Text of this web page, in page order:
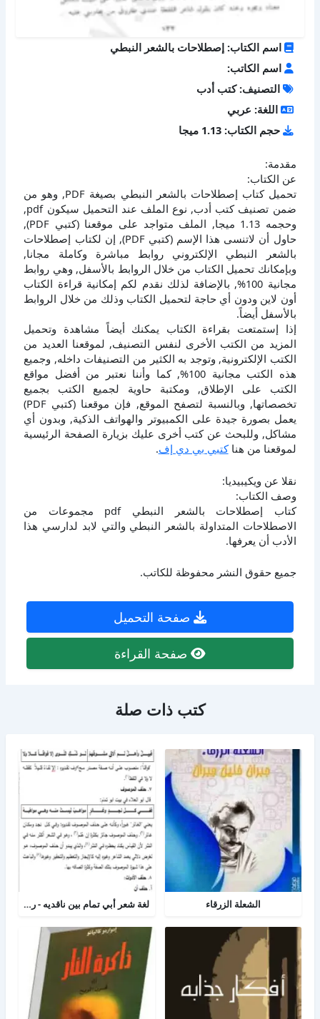
اسم الكتاب: إصطلاحات بالشعر النبطي
اسم الكاتب:
التصنيف: كتب أدب
اللغة: عربي
حجم الكتاب: 1.13 ميجا
مقدمة:
عن الكتاب:
تحميل كتاب إصطلاحات بالشعر النبطي بصيغة PDF, وهو من
ضمن تصنيف كتب أدب, نوع الملف عند التحميل سيكون pdf,
وحجمه 1.13 ميجا, الملف متواجد على موقعنا (كتبي PDF),
حاول أن لاتنسى هذا الإسم (كتبي PDF), إن لكتاب إصطلاحات
بالشعر النبطي الإلكتروني روابط مباشرة وكاملة مجانا,
وبإمكانك تحميل الكتاب من خلال الروابط بالأسفل, وهي روابط
مجانية 100%, بالإضافة لذلك نقدم لكم إمكانية قراءة الكتاب
أون لاين ودون أي حاجة لتحميل الكتاب وذلك من خلال الروابط
بالأسفل أيضاً.
إذا إستمتعت بقراءة الكتاب يمكنك أيضاً مشاهدة وتحميل
المزيد من الكتب الأخرى لنفس التصنيف, لموقعنا العديد من
الكتب الإلكترونية, وتوجد به الكثير من التصنيفات داخله, وجميع
هذه الكتب مجانية 100%, كما وأننا نعتبر من أفضل مواقع
الكتب على الإطلاق, ومكتبة حاوية لجميع الكتب بجميع
تخصصاتها, وبالنسبة لتصفح الموقع, فإن موقعنا (كتبي PDF)
يعمل بصورة جيدة على الكمبيوتر والهواتف الذكية, وبدون أي
مشاكل, وللبحث عن كتب أخرى عليك بزيارة الصفحة الرئيسية
لموقعنا من هناكتبي بي دي إف.
نقلا عن ويكيبيديا:
وصف الكتاب:
كتاب إصطلاحات بالشعر النبطي pdf مجموعات من
الاصطلاحات المتداولة بالشعر النبطي والتي لابد لدارسي هذا
الأدب أن يعرفها.
جميع حقوق النشر محفوظة للكاتب.
صفحة التحميل
صفحة القراءة
كتب ذات صلة
الشعلة الزرقاء لغة شعر أبي تمام بين ناقديه - رسالة لغه عربية